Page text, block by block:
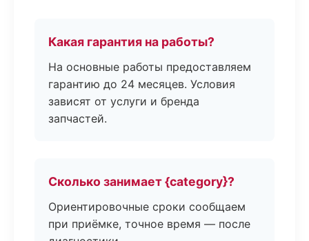
Какая гарантия на работы?
На основные работы предоставляем
гарантию до 24 месяцев. Условия
зависят от услуги и бренда
запчастей.
Сколько занимает {category}?
Ориентировочные сроки сообщаем
при приёмке, точное время — после